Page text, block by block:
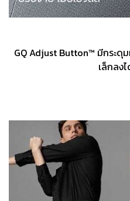
GQ Adjust Button™ มีกระดุ
เล็กลง